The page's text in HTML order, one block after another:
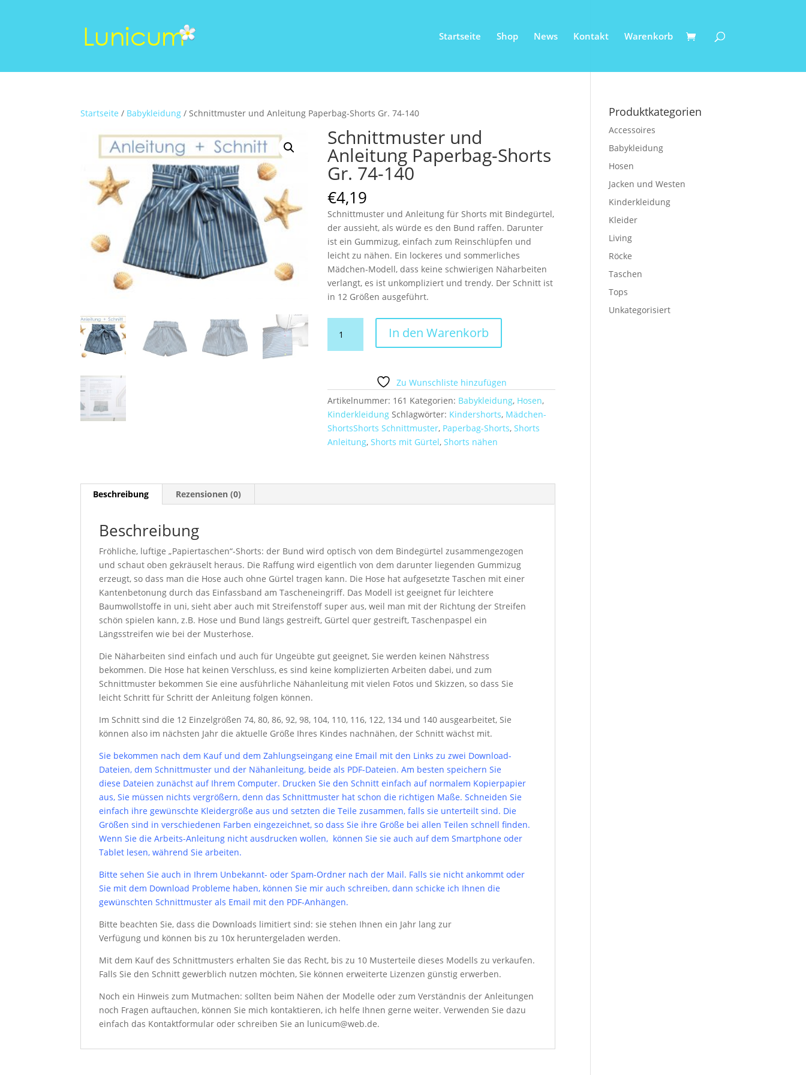
Startseite Shop News Kontakt Warenkorb
Startseite / Babykleidung / Schnittmuster und Anleitung Paperbag-Shorts Gr. 74-140
Schnittmuster und
Anleitung Paperbag-Shorts
Gr. 74-140
€4,19
Schnittmuster und Anleitung für Shorts mit Bindegürtel,
der aussieht, als würde es den Bund raffen. Darunter
ist ein Gummizug, einfach zum Reinschlüpfen und
leicht zu nähen. Ein lockeres und sommerliches
Mädchen-Modell, dass keine schwierigen Näharbeiten
verlangt, es ist unkompliziert und trendy. Der Schnitt ist
in 12 Größen ausgeführt.
und
Anleitung
Gr.
74-
140
Menge
In den Warenkorb
Zu Wunschliste hinzufügen
Artikelnummer: 161 Kategorien: Babykleidung, Hosen,
Kinderkleidung Schlagwörter: Kindershorts, Mädchen-
ShortsShorts Schnittmuster, Paperbag-Shorts,Shorts
Anleitung,Shorts mit Gürtel,Shorts nähen
Beschreibung Rezensionen (0)
Beschreibung
Fröhliche, luftige „Papiertaschen“-Shorts: der Bund wird optisch von dem Bindegürtel zusammengezogen
und schaut oben gekräuselt heraus. Die Raffung wird eigentlich von dem darunter liegenden Gummizug
erzeugt, so dass man die Hose auch ohne Gürtel tragen kann. Die Hose hat aufgesetzte Taschen mit einer
Kantenbetonung durch das Einfassband am Tascheneingriff. Das Modell ist geeignet für leichtere
Baumwollstoffe in uni, sieht aber auch mit Streifenstoff super aus, weil man mit der Richtung der Streifen
schön spielen kann, z.B. Hose und Bund längs gestreift, Gürtel quer gestreift, Taschenpaspel ein
Längsstreifen wie bei der Musterhose.
Die Näharbeiten sind einfach und auch für Ungeübte gut geeignet, Sie werden keinen Nähstress
bekommen. Die Hose hat keinen Verschluss, es sind keine komplizierten Arbeiten dabei, und zum
Schnittmuster bekommen Sie eine ausführliche Nähanleitung mit vielen Fotos und Skizzen, so dass Sie
leicht Schritt für Schritt der Anleitung folgen können.
Im Schnitt sind die 12 Einzelgrößen 74, 80, 86, 92, 98, 104, 110, 116, 122, 134 und 140 ausgearbeitet, Sie
können also im nächsten Jahr die aktuelle Größe Ihres Kindes nachnähen, der Schnitt wächst mit.
Sie bekommen nach dem Kauf und dem Zahlungseingang eine Email mit den Links zu zwei Download-
Dateien, dem Schnittmuster und der Nähanleitung, beide als PDF-Dateien. Am besten speichern Sie
diese Dateien zunächst auf Ihrem Computer. Drucken Sie den Schnitt einfach auf normalem Kopierpapier
aus, Sie müssen nichts vergrößern, denn das Schnittmuster hat schon die richtigen Maße. Schneiden Sie
einfach ihre gewünschte Kleidergröße aus und setzten die Teile zusammen, falls sie unterteilt sind. Die
Größen sind in verschiedenen Farben eingezeichnet, so dass Sie ihre Größe bei allen Teilen schnell finden.
Wenn Sie die Arbeits-Anleitung nicht ausdrucken wollen, können Sie sie auch auf dem Smartphone oder
Tablet lesen, während Sie arbeiten.
Bitte sehen Sie auch in Ihrem Unbekannt- oder Spam-Ordner nach der Mail. Falls sie nicht ankommt oder
Sie mit dem Download Probleme haben, können Sie mir auch schreiben, dann schicke ich Ihnen die
gewünschten Schnittmuster als Email mit den PDF-Anhängen.
Bitte beachten Sie, dass die Downloads limitiert sind: sie stehen Ihnen ein Jahr lang zur
Verfügung und können bis zu 10x heruntergeladen werden.
Mit dem Kauf des Schnittmusters erhalten Sie das Recht, bis zu 10 Musterteile dieses Modells zu verkaufen.
Falls Sie den Schnitt gewerblich nutzen möchten, Sie können erweiterte Lizenzen günstig erwerben.
Noch ein Hinweis zum Mutmachen: sollten beim Nähen der Modelle oder zum Verständnis der Anleitungen
noch Fragen auftauchen, können Sie mich kontaktieren, ich helfe Ihnen gerne weiter. Verwenden Sie dazu
einfach das Kontaktformular oder schreiben Sie an lunicum@web.de.
Produktkategorien
Accessoires
Babykleidung
Hosen
Jacken und Westen
Kinderkleidung
Kleider
Living
Röcke
Taschen
Tops
Unkategorisiert